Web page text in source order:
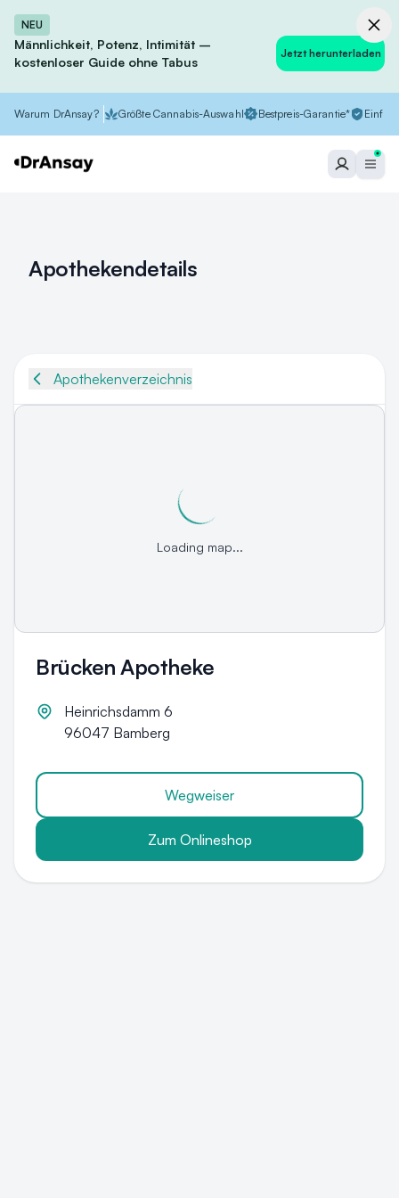
NEU
Männlichkeit, Potenz, Intimität –
kostenloser Guide ohne Tabus
Jetzt herunterladen
Warum DrAnsay? Größte Cannabis-Auswahl Bestpreis-Garantie*
Apothekendetails
Apothekenverzeichnis
Loading map...
Brücken Apotheke
Heinrichsdamm 6
96047 Bamberg
Wegweiser
Zum Onlineshop